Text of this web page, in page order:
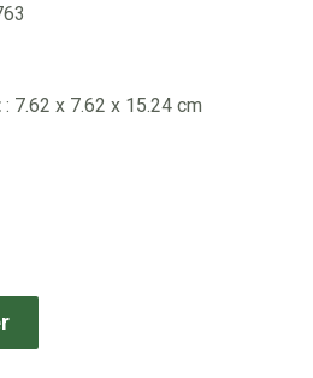
: 7.62 x 7.62 x 15.24 cm